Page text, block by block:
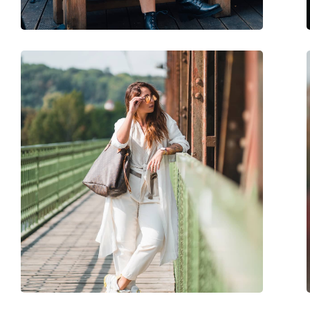
Tillbehör
Putsduk:
Ja
Övrigt
Kön:
Dam
Kategori:
Solglasögon
Varumärke:
Kate Spade
Användning:
Enligt mode
Kod:
VISALIA/G/S C9A